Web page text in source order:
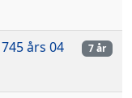
års 04 7 år